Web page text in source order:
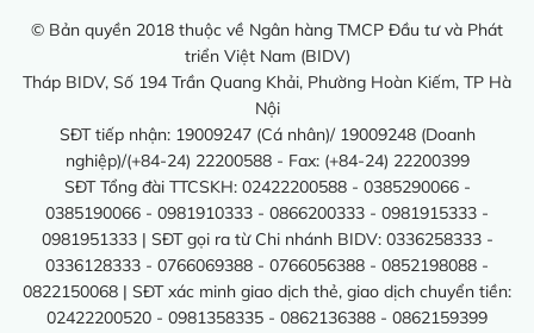
© Bản quyền 2018 thuộc về Ngân hàng TMCP Đầu tư và Phát
triển Việt Nam (BIDV)
Tháp BIDV, Số 194 Trần Quang Khải, Phường Hoàn Kiếm, TP Hà
Nội
SĐT tiếp nhận: 19009247 (Cá nhân)/ 19009248 (Doanh
nghiệp)/(+84-24) 22200588 - Fax: (+84-24) 22200399
SĐT Tổng đài TTCSKH: 02422200588 - 0385290066 -
0385190066 - 0981910333 - 0866200333 - 0981915333 -
0981951333 | SĐT gọi ra từ Chi nhánh BIDV: 0336258333 -
0336128333 - 0766069388 - 0766056388 - 0852198088 -
0822150068 | SĐT xác minh giao dịch thẻ, giao dịch chuyển tiền:
02422200520 - 0981358335 - 0862136388 - 0862159399